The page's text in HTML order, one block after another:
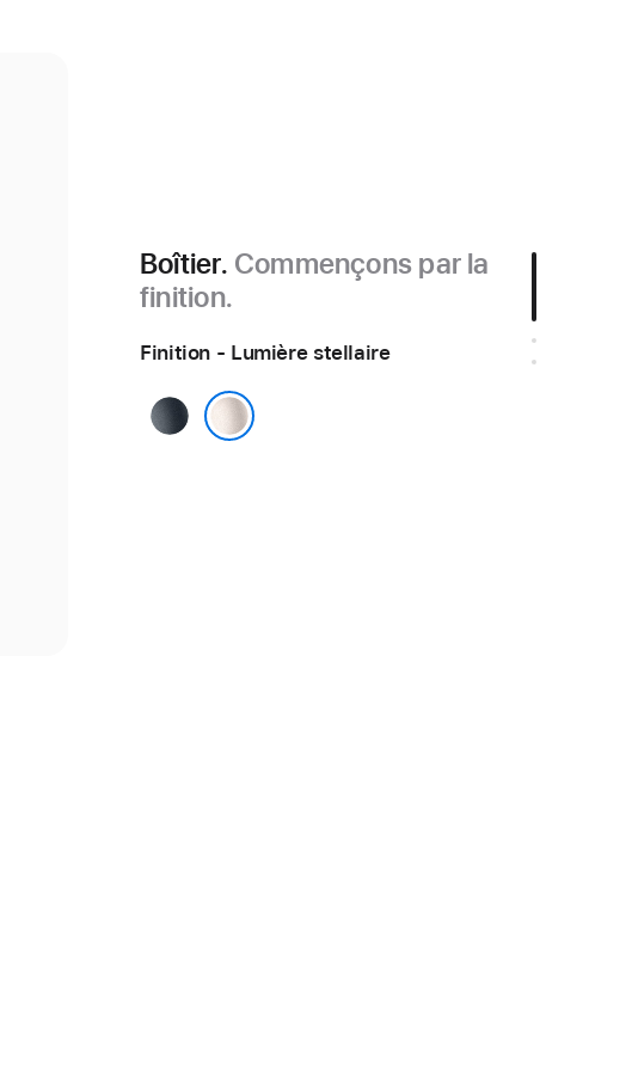
Boîtier. Commençons par la
finition.
Finition - Lumière stellaire
Minuit